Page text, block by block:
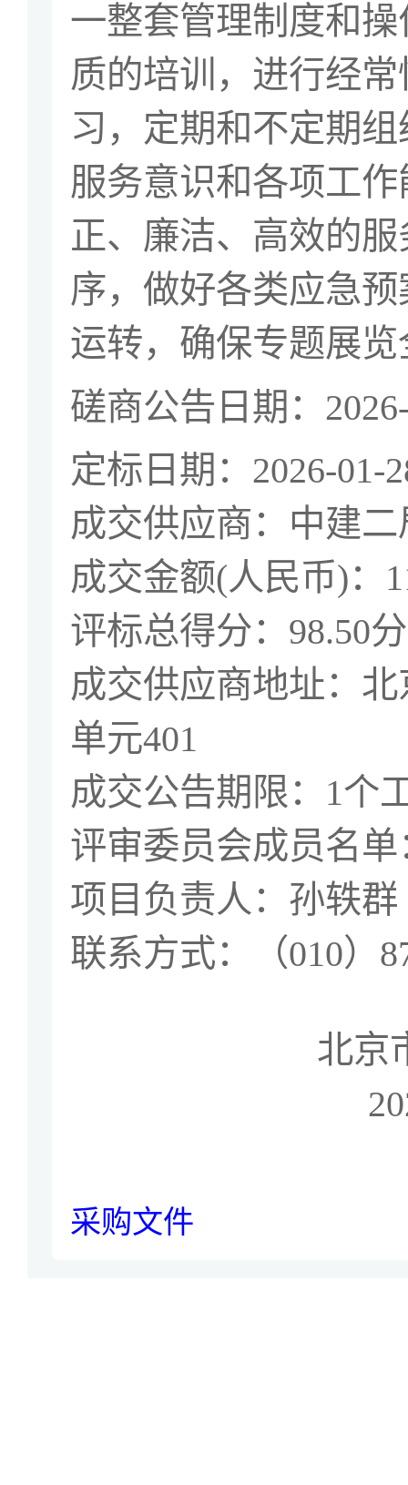
一整套管理制度和
质的培训，进行经
习，定期和不定期
服务意识和各项工
正、廉洁、高效的
序，做好各类应急
运转，确保专题展
磋商公告日期：
定标日期： 2026-01-
成交供应商：中建
成交金额(人民币)：
评标总得分： 98.50
成交供应商地址：
单元401
成交公告期限： 1个
评审委员会成员名单
项目负责人：孙轶群
联系方式：（010）
北京
采购文件